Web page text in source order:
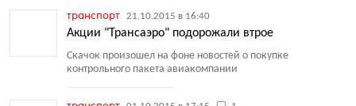
транспорт 21.10.2015 в 16:40
Акции "Трансаэро" подорожали втрое
Скачок произошел на фоне новостей о покупке
контрольного пакета авиакомпании